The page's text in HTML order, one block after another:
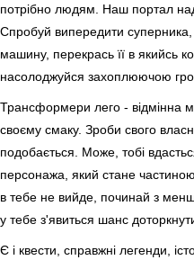
потрібно людям. Наш портал
Спробуй випередити
машину, перекрась її в якийсь
насолоджуйся захоплюючою
Трансформери лего - відмінна
своєму смаку. Зроби свого
подобається. Може, тобі
персонажа, який стане
в тебе не вийде, починай з
у тебе з'явиться шанс
Є і квести, справжні легенди,